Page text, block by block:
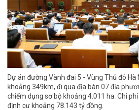
Dự án đường Vành đai 5 - Vùng Thủ đô Hà
khoảng 349km, đi qua địa bàn 07 địa
chiếm dụng sơ bộ khoảng 4.011 ha. Chi
định cư khoảng 78.143 tỷ đồng.